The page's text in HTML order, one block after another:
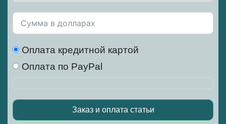
Оплата кредитной картой
Оплата по PayPal
Заказ и оплата статьи